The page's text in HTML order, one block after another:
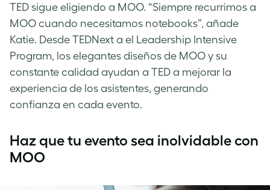
TED sigue eligiendo a MOO. “Siempre recurrimos a
MOO cuando necesitamos notebooks”, añade
Katie. Desde TEDNext a el Leadership Intensive
Program, los elegantes diseños de MOO y su
constante calidad ayudan a TED a mejorar la
experiencia de los asistentes, generando
confianza en cada evento.
Haz que tu evento sea inolvidable con
MOO